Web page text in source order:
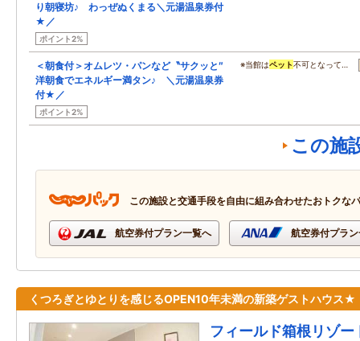
り朝寝坊♪ わっぜぬくまる＼元湯温泉券付
★／
ポイント2%
＜朝食付＞オムレツ・パンなど〝サクッと″
洋朝食でエネルギー満タン♪ ＼元湯温泉券
付★／
ポイント2%
※当館はペット不可となって…
この施
この施設と交通手段を自由に組み合わせたおトクな
航空券付プラン一覧へ 航空券付プラ
くつろぎとゆとりを感じるOPEN10年未満の新築ゲストハウス★
フィールド箱根リゾー